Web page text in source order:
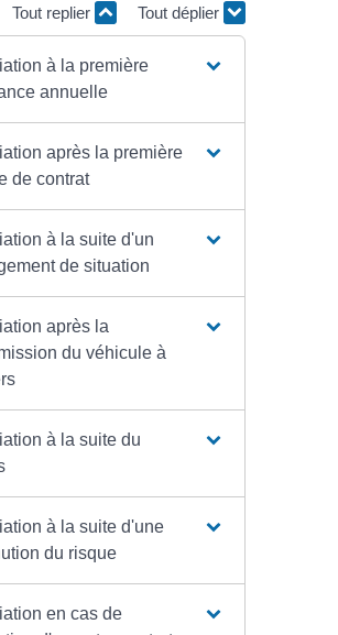
Tout replier
Tout déplier
à la première
annuelle
après la première
de contrat
à la suite d'un
de situation
après la
du véhicule à
à la suite du
à la suite d'une
du risque
en cas de